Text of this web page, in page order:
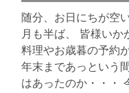
随分、お日にちが空
月も半ば、 皆様いか
料理やお歳暮の予約
年末まであっという
はあったのか・・・